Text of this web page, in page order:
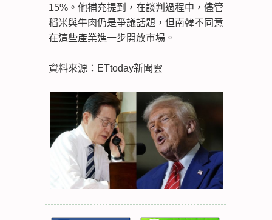
15%。他補充提到，在談判過程中，儘管
稻米與牛肉仍是爭議話題，但南韓不同意
在這些產業進一步開放市場。
資料來源：ETtoday新聞雲